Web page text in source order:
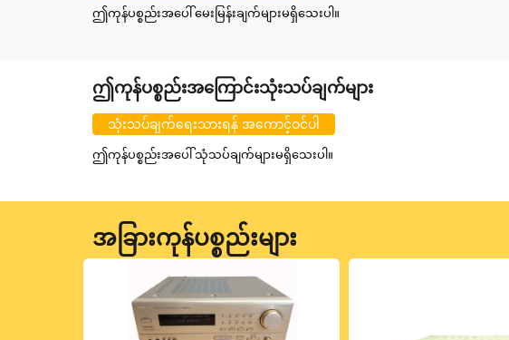
ဤကုန်ပစ္စည်းအပေါ် မေးမြန်းချက်များမရှိသေးပါ။
ဤကုန်ပစ္စည်းအကြောင်းသုံးသပ်ချက်များ
သုံးသပ်ချက်ရေးသားရန် အကောင့်ဝင်ပါ
ဤကုန်ပစ္စည်းအပေါ် သုံသပ်ချက်များမရှိသေးပါ။
အခြားကုန်ပစ္စည်းများ